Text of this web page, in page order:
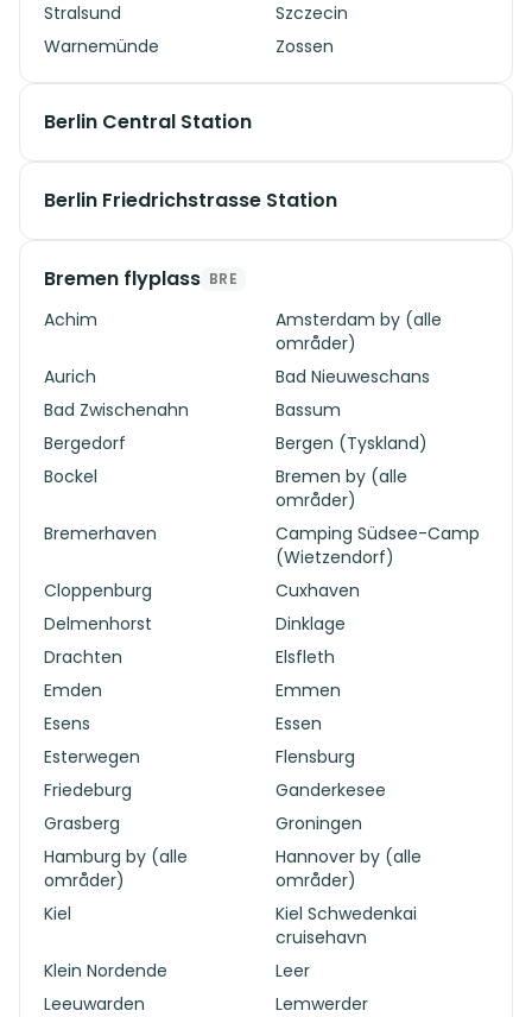
Stralsund
Szczecin
Warnemünde
Zossen
Berlin Central Station
Berlin Friedrichstrasse Station
Bremen flyplass BRE
Achim
Amsterdam by (alle
områder)
Aurich
Bad Nieuweschans
Bad Zwischenahn
Bassum
Bergedorf
Bergen (Tyskland)
Bockel
Bremen by (alle
områder)
Bremerhaven
Camping Südsee-Camp
(Wietzendorf)
Cloppenburg
Cuxhaven
Delmenhorst
Dinklage
Drachten
Elsfleth
Emden
Emmen
Esens
Essen
Esterwegen
Flensburg
Friedeburg
Ganderkesee
Grasberg
Groningen
Hamburg by (alle
områder)
Hannover by (alle
områder)
Kiel
Kiel Schwedenkai
cruisehavn
Klein Nordende
Leer
Leeuwarden
Lemwerder